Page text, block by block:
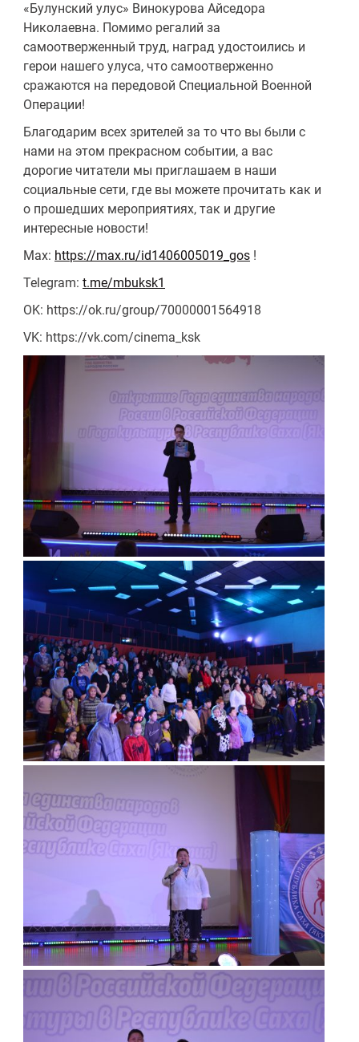
«Булунский улус» Винокурова Айседора
Николаевна. Помимо регалий за
самоотверженный труд, наград удостоились и
герои нашего улуса, что самоотверженно
сражаются на передовой Специальной Военной
Операции!
Благодарим всех зрителей за то что вы были с
нами на этом прекрасном событии, а вас
дорогие читатели мы приглашаем в наши
социальные сети, где вы можете прочитать как и
о прошедших мероприятиях, так и другие
интересные новости!
Max: https://max.ru/id1406005019_gos !
Telegram:t.me/mbuksk1
OK: https://ok.ru/group/70000001564918
VK: https://vk.com/cinema_ksk